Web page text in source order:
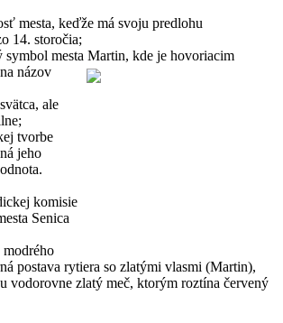
mesta, keďže má svoju predlohu
14. storočia;
symbol mesta Martin, kde je hovoriacim
názov
ale
tvorbe
jeho
komisie
Senica
modrého
postava rytiera so zlatými vlasmi (Martin),
vodorovne zlatý meč, ktorým roztína červený